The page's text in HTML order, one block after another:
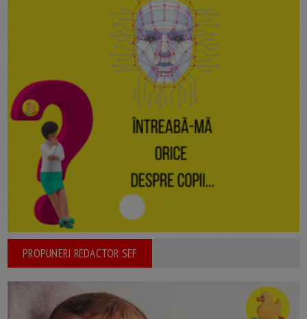
PROPUNERI REDACTOR SEF